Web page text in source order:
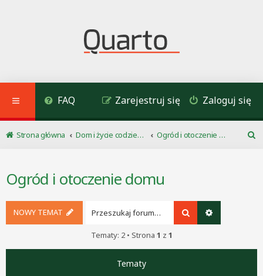
FAQ Zaloguj się
Zarejestruj się
Strona główna Dom i życie codzienne
Ogród i otoczenie domu
Ogród i otoczenie domu
NOWY TEMAT Szukaj
Tematy: 2 • Strona 1 z 1
Tematy